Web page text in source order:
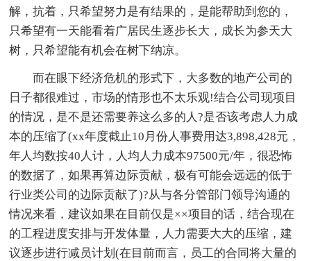
解，抗着，只希望努力是有结果的，是能帮助到您的，
只希望有一天能看着广居民生逐步长大，成长为参天大
树，只希望能有机会在树下纳凉。
而在眼下经济危机的形式下，大多数的地产公司的
日子都很难过，市场的情形也不太乐观!结合公司现项目
的情况，是不是还需要养这么多的人?是否该考虑人力成
本的压缩了(xx年度截止10月份人事费用达3,898,428元，
年人均数按40人计，人均人力成本97500元/年，很恐怖
的数据了，如果再算边际贡献，极有可能会远远的低于
行业类公司的边际贡献了)?从与各分管部门领导沟通的
情况来看，建议如果在目前仅是××项目的话，结合现在
的工程进度安排与开发体量，人力需要大大的压缩，建
议逐步进行减员计划(在目前而言，员工的合同将大量的